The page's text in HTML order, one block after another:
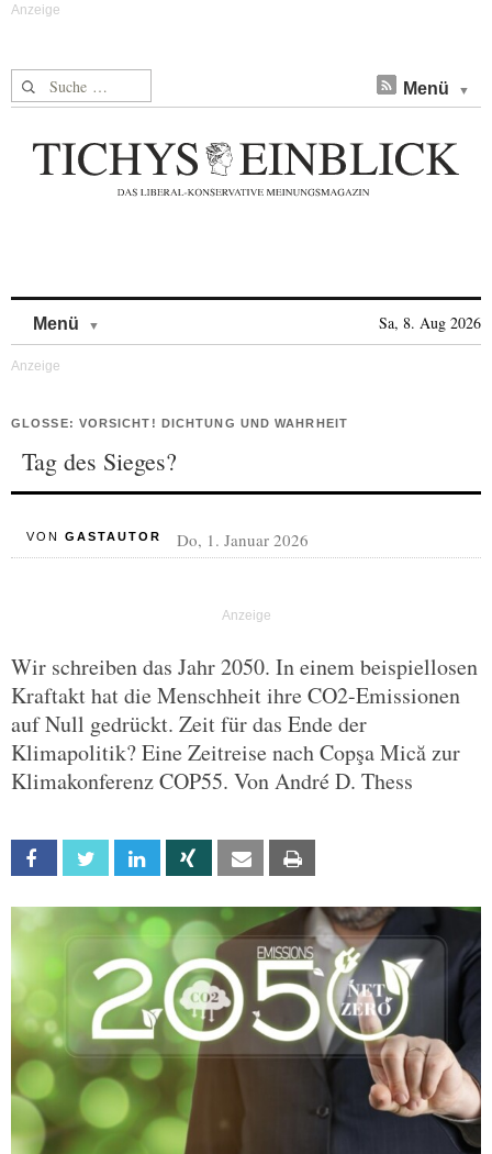
Suche nach: Menü
Menü Sa, 8. Aug 2026
GLOSSE: VORSICHT! DICHTUNG UND WAHRHEIT
Tag des Sieges?
VON GASTAUTOR Do, 1. Januar 2026
Wir schreiben das Jahr 2050. In einem beispiellosen
Kraftakt hat die Menschheit ihre CO2-Emissionen
auf Null gedrückt. Zeit für das Ende der
Klimapolitik? Eine Zeitreise nach Copşa Mică zur
Klimakonferenz COP55. Von André D. Thess
Facebook Twitter Linkedin Xing Email